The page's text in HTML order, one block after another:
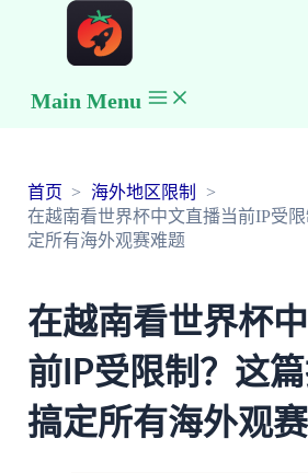
Main Menu
首页
海外地区限制
在越南看世界杯中文直播当前IP受
定所有海外观赛难题
在越南看世界杯
前IP受限制？这
搞定所有海外观